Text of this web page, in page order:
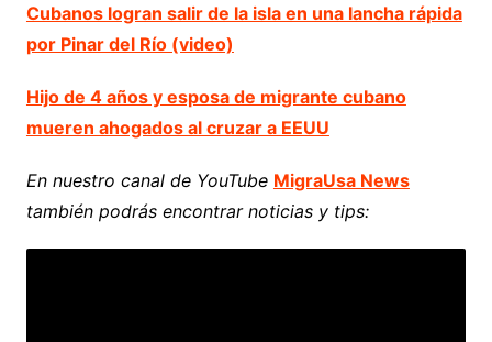
Cubanos logran salir de la isla en una lancha rápida
por Pinar del Río (video)
Hijo de 4 años y esposa de migrante cubano
mueren ahogados al cruzar a EEUU
En nuestro canal de YouTube MigraUsa News
también podrás encontrar noticias y tips: